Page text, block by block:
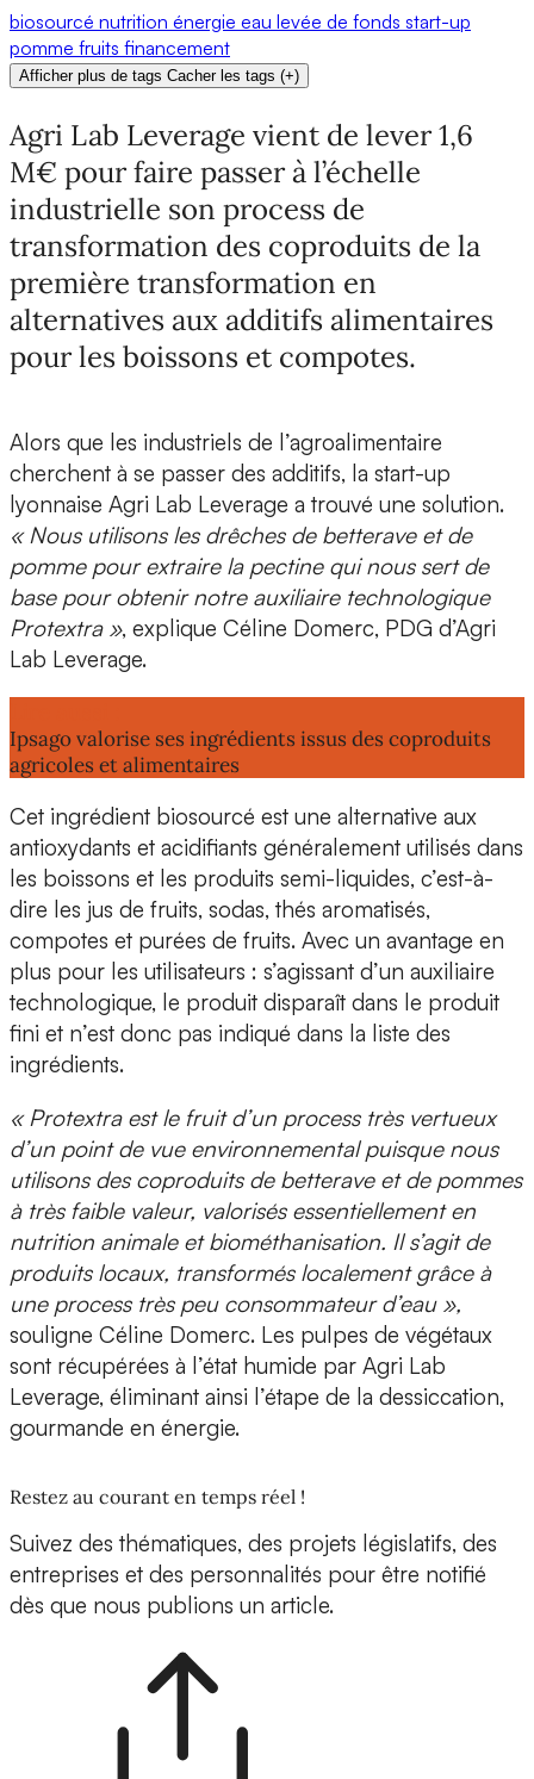
biosourcé nutrition énergie eau levée de fonds start-up
pomme fruits financement
Afficher plus de tags Cacher les tags (+)
Agri Lab Leverage vient de lever 1,6
M€ pour faire passer à l’échelle
industrielle son process de
transformation des coproduits de la
première transformation en
alternatives aux additifs alimentaires
pour les boissons et compotes.
Alors que les industriels de l’agroalimentaire
cherchent à se passer des additifs, la start-up
lyonnaise Agri Lab Leverage a trouvé une solution.
« Nous utilisons les drêches de betterave et de
pommepour extraire la pectine qui nous sert de
base pour obtenir notre auxiliaire technologique
Protextra», explique Céline Domerc, PDG d’Agri
Lab Leverage.
Ipsago valorise ses ingrédients issus des coproduits
agricoles et alimentaires
Cet ingrédient biosourcé est une alternative aux
antioxydants et acidifiants généralement utilisés dans
les boissons et les produits semi-liquides, c’est-à-
dire les jus de fruits, sodas, thés aromatisés,
compotes et purées de fruits. Avec un avantage en
plus pour les utilisateurs : s’agissant d’un auxiliaire
technologique, le produit disparaît dans le produit
fini et n’est donc pas indiqué dans la liste des
ingrédients.
« Protextra est le fruit d’un process très vertueux
d’un point de vue environnementalpuisque nous
utilisons des coproduits de betterave et de pommes
à très faible valeur, valorisés essentiellement en
nutrition animale et biométhanisation. Il s’agit de
produits locaux, transformés localement grâce à
une process très peu consommateur d’eau »,
souligne Céline Domerc. Les pulpes de végétaux
sont récupérées à l’état humide par Agri Lab
Leverage, éliminant ainsi l’étape de la dessiccation,
gourmande en énergie.
Restez au courant en temps réel !
Suivez des thématiques, des projets législatifs, des
entreprises et des personnalités pour être notifié
dès que nous publions un article.